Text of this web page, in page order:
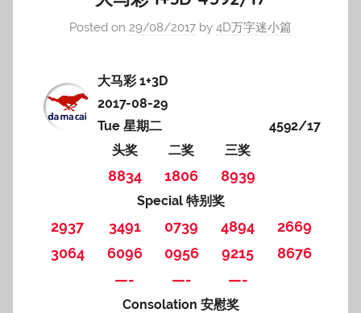
Posted on 29/08/2017 by 4D万字迷小篇
大马彩 1+3D
2017-08-29
Tue 星期二
4592/17
头奖
二奖 三奖
8834 1806 8939
Special 特别奖
2937 3491 0739 4894
2669
3064
6096 0956 9215
8676
—-
—- —-
Consolation 安慰奖